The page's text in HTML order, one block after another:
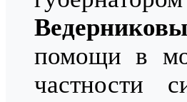
помощи в
частности